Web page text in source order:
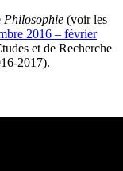
Philosophie (voir les
2016 – février
et de Recherche
2017).